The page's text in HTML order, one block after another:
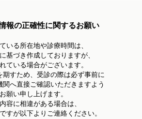
自身の個人情報の開示、訂正、利用停
いたします。
苦情及びご相談の場合、速やかに対応
供している全ての個人情報の取り扱い
保護マネジメントシステム）の適用範
築・維持し、状況の変化や社会的動
報の正確性に関するお願い
いる所在地や診療時間は、
基づき作成しておりますが、
ている場合がございます。
期すため、受診の際は必ず事前に
関へ直接ご確認いただきますよう
お願い申し上げます。
容に相違がある場合は、
すが以下よりご連絡ください。